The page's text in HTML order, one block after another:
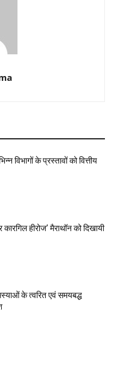
विभागों के प्रस्तावों को वित्तीय
हीरोज’ मैराथॉन को दिखायी
के त्वरित एवं समयबद्ध